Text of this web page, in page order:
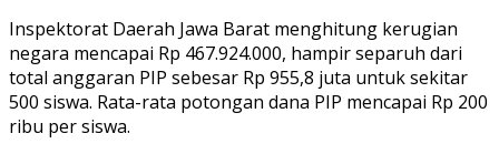
Inspektorat Daerah Jawa Barat menghitung kerugian
negara mencapai Rp 467.924.000, hampir separuh dari
total anggaran PIP sebesar Rp 955,8 juta untuk sekitar
500 siswa. Rata-rata potongan dana PIP mencapai Rp 200
ribu per siswa.